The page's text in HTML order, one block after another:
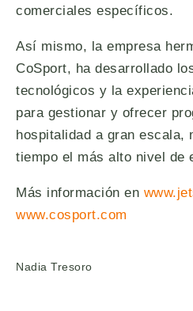
comerciales específicos.
Así mismo, la empresa
CoSport, ha desarrollado
tecnológicos y la
para gestionar y ofrecer
hospitalidad a gran escala,
tiempo el más alto nivel de
Más información en
www.cosport.com
Nadia Tresoro